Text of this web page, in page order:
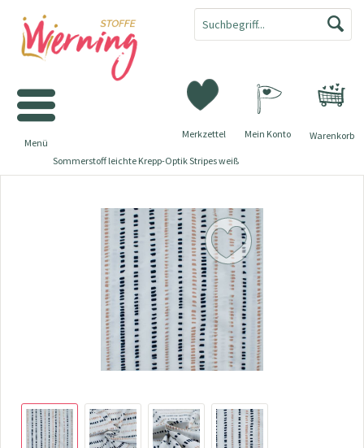
Warenkorb
Merkzettel Mein Konto
Menü
Sommerstoff leichte Krepp-Optik Stripes weiß